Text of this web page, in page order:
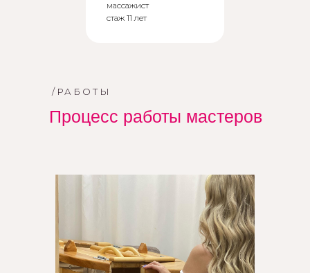
массажист
стаж 11 лет
Процесс работы мастеров
/РАБОТЫ